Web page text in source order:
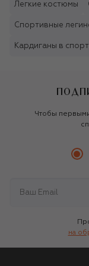
Легкие костюмы
Спортивные
Кардиганы в
Чтобы
на